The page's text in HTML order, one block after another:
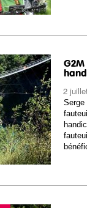
2
Serge